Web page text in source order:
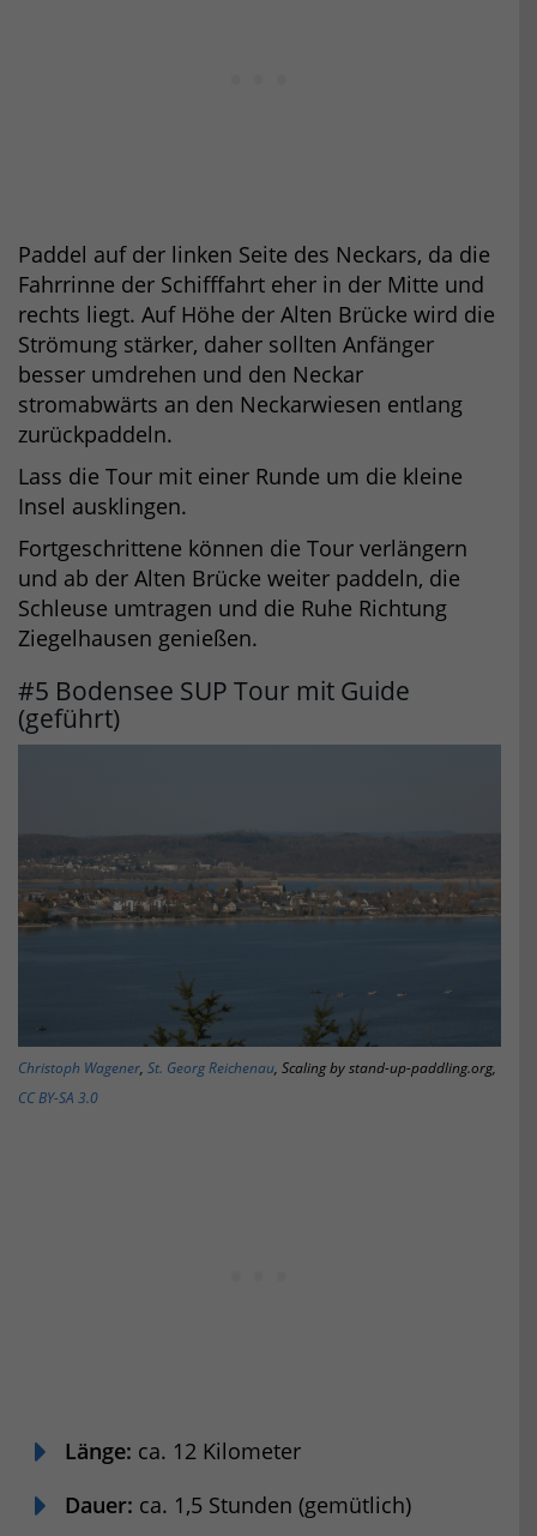
Paddel auf der linken Seite des Neckars, da die
Fahrrinne der Schifffahrt eher in der Mitte und
rechts liegt. Auf Höhe der Alten Brücke wird die
Strömung stärker, daher sollten Anfänger
besser umdrehen und den Neckar
stromabwärts an den Neckarwiesen entlang
zurückpaddeln.
Lass die Tour mit einer Runde um die kleine
Insel ausklingen.
Fortgeschrittene können die Tour verlängern
und ab der Alten Brücke weiter paddeln, die
Schleuse umtragen und die Ruhe Richtung
Ziegelhausen genießen.
#5 Bodensee SUP Tour mit Guide
(geführt)
Christoph Wagener, St. Georg Reichenau, Scaling by stand-up-paddling.org,
CC BY-SA 3.0
Länge: ca. 12 Kilometer
Dauer: ca. 1,5 Stunden (gemütlich)